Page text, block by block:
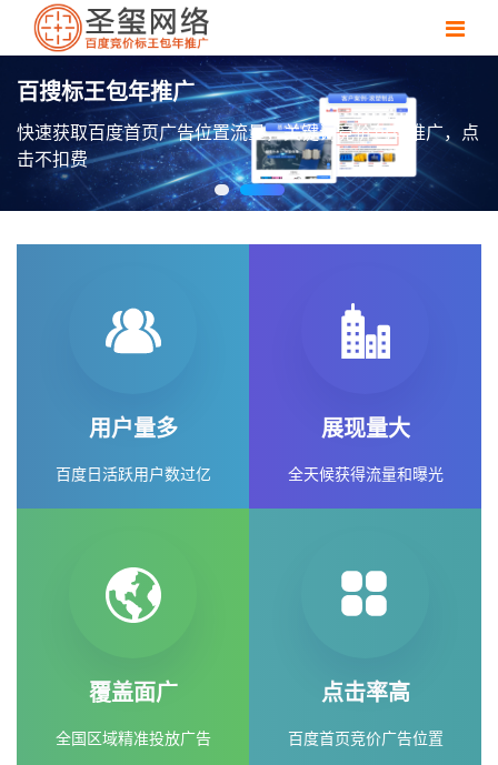
百搜标王包年推广
快速获取百度首页广告位置流量，关键词竞价包年推广，点
击不扣费
用户量多
百度日活跃用户数过亿
展现量大
全天候获得流量和曝光
覆盖面广
全国区域精准投放广告
点击率高
百度首页竞价广告位置